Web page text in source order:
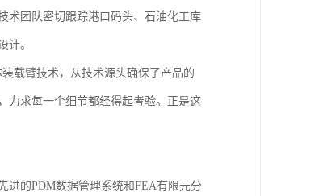
术团队密切跟踪港口码头、石油化工库
计。
载臂技术，从技术源头确保了产品的
力求每一个细节都经得起考验。正是这
进的PDM数据管理系统和FEA有限元分